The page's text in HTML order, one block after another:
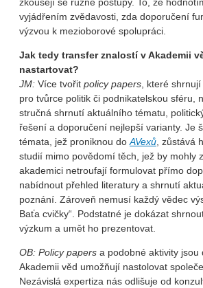
zkoušejí se různé postupy. To, že
vyjádřením zvědavosti, zda doporučení
výzvou k mezioborové spolupráci.
Jak tedy transfer znalostí v Akademii
nastartovat?
JM: Více tvořit policy papers, které
pro tvůrce politik či podnikatelskou sféru,
stručná shrnutí aktuálního tématu,
řešení a doporučení nejlepší varianty. Je
témata, jež proniknou doAVexů, zůstává
studií mimo povědomí těch, jež by mohly
akademici netroufají formulovat přímo
nabídnout přehled literatury a shrnutí
poznání. Zároveň nemusí každý vědec
Baťa cvičky“. Podstatné je dokázat
výzkum a umět ho prezentovat.
OB: Policy papers a podobné aktivity jsou
Akademii věd umožňují nastolovat
Nezávislá expertiza nás odlišuje od